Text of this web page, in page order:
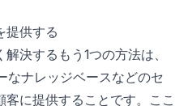
提供する
決するもう1つの方法は、
なナレッジベースなどのセ
に提供することです。ここ